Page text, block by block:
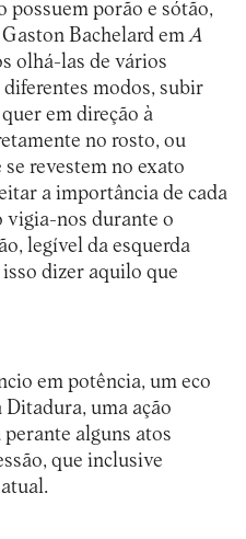
possuem porão e sótão,
Bachelard emA
olhá-las de vários
modos, subir
em direção à
no rosto, ou
revestem no exato
a importância de cada
vigia-nos durante o
legível da esquerda
dizer aquilo que
em potência, um eco
uma ação
alguns atos
que inclusive